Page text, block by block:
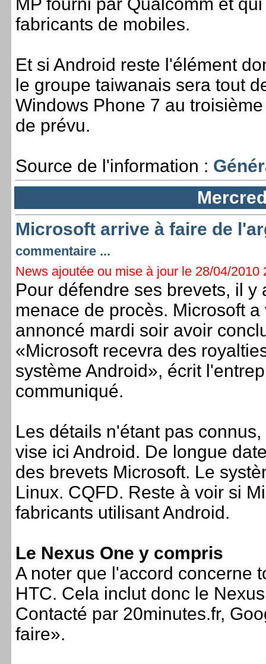
fabricants de mobiles.
Et si Android reste l'élément
le groupe taiwanais sera tout
Windows Phone 7 au
de prévu.
Source de l'information :
Microsoft arrive à faire de
commentaire ...
News ajoutée ou mise à jour le 28/04/2010
Pour défendre ses brevets, il
menace de procès. Microsoft
annoncé mardi soir avoir
«Microsoft recevra des
système Android», écrit
communiqué.
Les détails n'étant pas
vise ici Android. De longue
des brevets Microsoft. Le
Linux. CQFD. Reste à voir si
fabricants utilisant Android.
Le Nexus One y compris
A noter que l'accord concerne
HTC. Cela inclut donc le
Contacté par 20minutes.fr,
faire».